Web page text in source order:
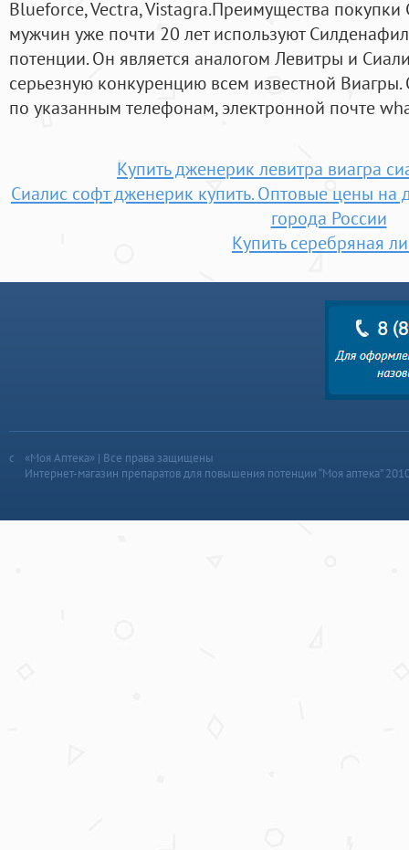
Blueforce, Vectra, Vistagra.Преимущества
мужчин уже почти 20 лет используют
потенции. Он является аналогом Левитры и
серьезную конкуренцию всем известной
по указанным телефонам, электронной почте
Купить дженерик левитра виагра
Сиалис софт дженерик купить. Оптовые цены на
города России
Купить серебряная
«Моя Аптека» | Все права защищены
Интернет-магазин препаратов для повышения потенции “Моя аптека”